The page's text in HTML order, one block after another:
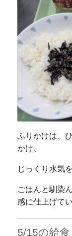
ふりかけは、
かけ、
じっくり水気
ごはんと馴染
感に仕上げて
5/15の給食